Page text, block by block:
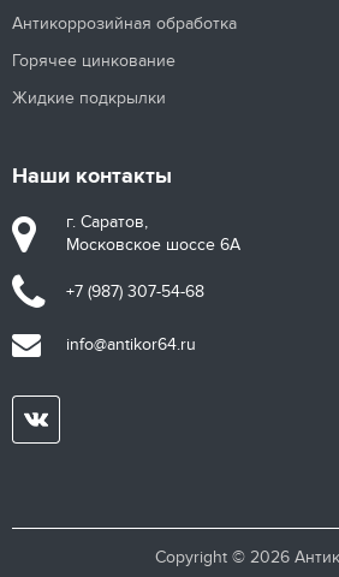
Антикоррозийная обработка
Горячее цинкование
Жидкие подкрылки
Наши контакты
г. Саратов,
Московское шоссе 6А
+7 (987) 307-54-68
info@antikor64.ru
Copyright © 2026